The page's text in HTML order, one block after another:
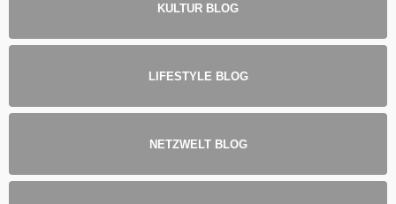
KULTUR BLOG
LIFESTYLE BLOG
NETZWELT BLOG